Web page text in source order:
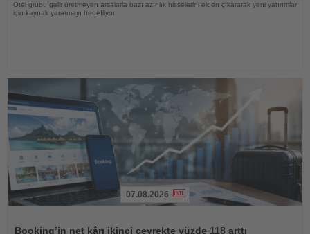
Otel grubu gelir üretmeyen arsalarla bazı azınlık hisselerini elden çıkararak yeni yatırımlar
için kaynak yaratmayı hedefliyor
07.08.2026
Booking’in net kârı ikinci çeyrekte yüzde 118 arttı